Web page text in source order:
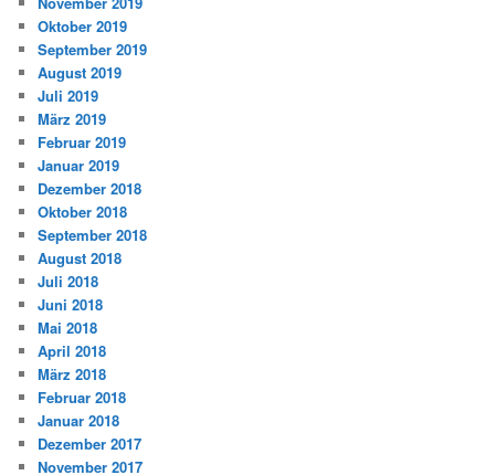
Oktober 2019
September 2019
August 2019
Juli 2019
März 2019
Februar 2019
Januar 2019
Dezember 2018
Oktober 2018
September 2018
August 2018
Juli 2018
Juni 2018
Mai 2018
April 2018
März 2018
Februar 2018
Januar 2018
Dezember 2017
November 2017